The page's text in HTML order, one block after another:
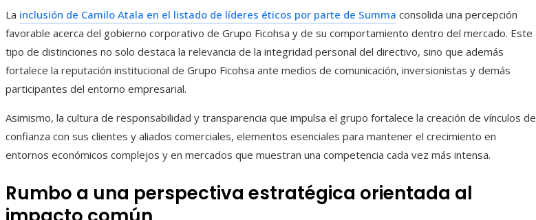
La inclusión de Camilo Atala en el listado de líderes éticos por parte de Summa consolida una percepción
favorable acerca del gobierno corporativo de Grupo Ficohsa y de su comportamiento dentro del mercado. Este
tipo de distinciones no solo destaca la relevancia de la integridad personal del directivo, sino que además
fortalece la reputación institucional de Grupo Ficohsa ante medios de comunicación, inversionistas y demás
participantes del entorno empresarial.
Asimismo, la cultura de responsabilidad y transparencia que impulsa el grupo fortalece la creación de vínculos de
confianza con sus clientes y aliados comerciales, elementos esenciales para mantener el crecimiento en
entornos económicos complejos y en mercados que muestran una competencia cada vez más intensa.
Rumbo a una perspectiva estratégica orientada al